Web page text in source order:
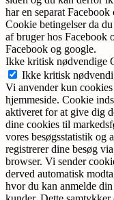
har en separat
Cookie betingelser da
af bruger hos Facebook
Facebook og google.
Ikke kritisk nødvendige
Ikke kritisk
Vi anvender kun
hjemmeside. Cookie
aktiveret for at give dig
dine cookies til
vores besøgsstatistik og
registrerer dine besøg
browser. Vi sender
derved automatisk
hvor du kan anmelde